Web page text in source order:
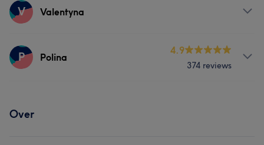
Over
Podologische voetzorg 11 jaar werkervaring. Ik voer alle
Behandelingen
V Valentyna
Behandelingen
Portfolio
P Polina
4.9
374 reviews
Over